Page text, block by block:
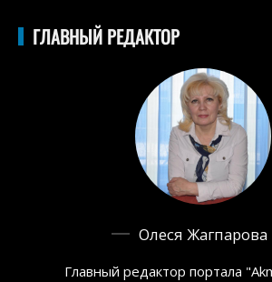
ГЛАВНЫЙ РЕДАКТОР
Олеся Жагпарова
Главный редактор портала